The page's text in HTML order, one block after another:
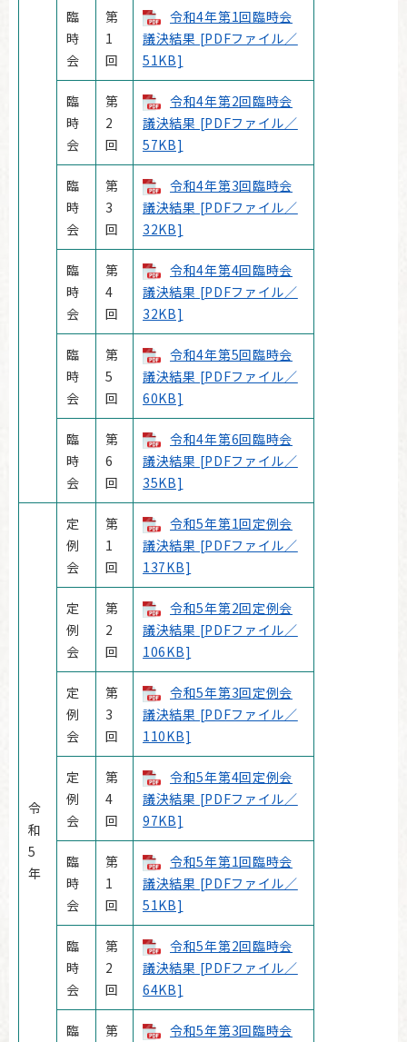
臨
時
会
第
1
回
令和4年第1回臨時会
議決結果 [PDFファイル／
51KB]
臨
時
会
第
2
回
令和4年第2回臨時会
議決結果 [PDFファイル／
57KB]
臨
時
会
第
3
回
令和4年第3回臨時会
議決結果 [PDFファイル／
32KB]
臨
時
会
第
4
回
令和4年第4回臨時会
議決結果 [PDFファイル／
32KB]
臨
時
会
第
5
回
令和4年第5回臨時会
議決結果 [PDFファイル／
60KB]
臨
時
会
第
6
回
令和4年第6回臨時会
議決結果 [PDFファイル／
35KB]
令
和
5
年
定
例
会
第
1
回
令和5年第1回定例会
議決結果 [PDFファイル／
137KB]
定
例
会
第
2
回
令和5年第2回定例会
議決結果 [PDFファイル／
106KB]
定
例
会
第
3
回
令和5年第3回定例会
議決結果 [PDFファイル／
110KB]
定
例
会
第
4
回
令和5年第4回定例会
議決結果 [PDFファイル／
97KB]
臨
時
会
第
1
回
令和5年第1回臨時会
議決結果 [PDFファイル／
51KB]
臨
時
会
第
2
回
令和5年第2回臨時会
議決結果 [PDFファイル／
64KB]
臨
第
令和5年第3回臨時会